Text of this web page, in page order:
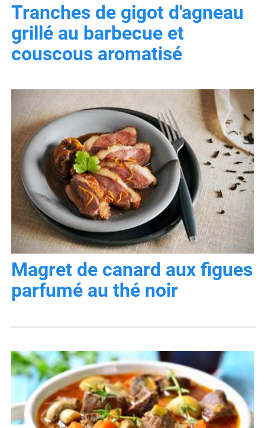
Tranches de gigot d'agneau
grillé au barbecue et
couscous aromatisé
Magret de canard aux figues
parfumé au thé noir